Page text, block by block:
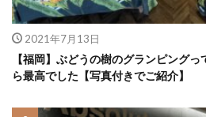
2021年7月13日
【福岡】ぶどうの樹のグランピング
ら最高でした【写真付きでご紹介】